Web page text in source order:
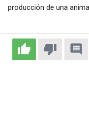
producción de una